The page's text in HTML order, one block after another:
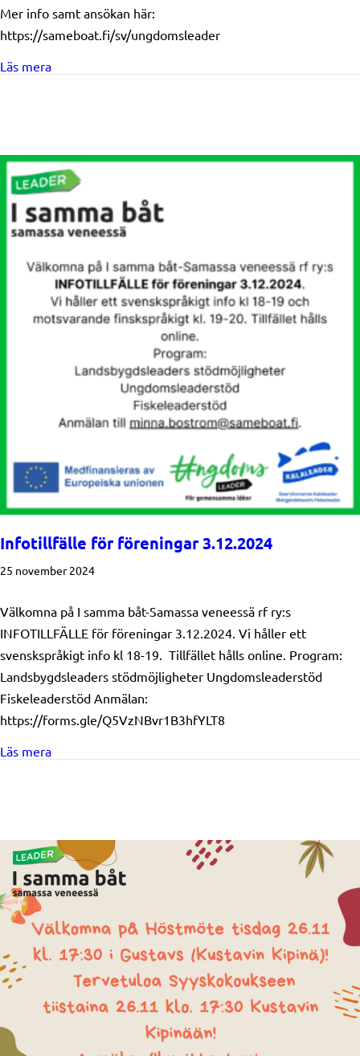
Mer info samt ansökan här:
https://sameboat.fi/sv/ungdomsleader
Läs meraabout Ungdomsleader deadline 30.11
Infotillfälle för föreningar 3.12.2024
25 november 2024
Välkomna på I samma båt-Samassa veneessä rf ry:s
INFOTILLFÄLLE för föreningar 3.12.2024. Vi håller ett
svenskspråkigt info kl 18-19. Tillfället hålls online. Program:
Landsbygdsleaders stödmöjligheter Ungdomsleaderstöd
Fiskeleaderstöd Anmälan:
https://forms.gle/Q5VzNBvr1B3hfYLT8
Läs meraabout Infotillfälle för föreningar 3.12.2024